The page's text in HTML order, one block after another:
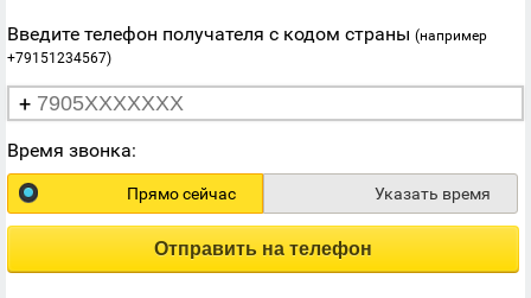
Введите телефон получателя с кодом страны (например
+79151234567)
+
Время звонка:
Прямо сейчас Указать время
Отправить на телефон